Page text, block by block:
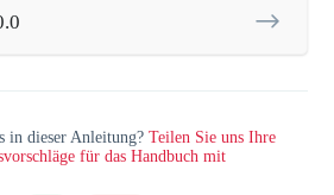
in dieser Anleitung?Teilen Sie uns Ihre
für das Handbuch mit